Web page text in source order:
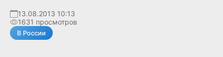
13.08.2013 10:13
1631 просмотров
В России